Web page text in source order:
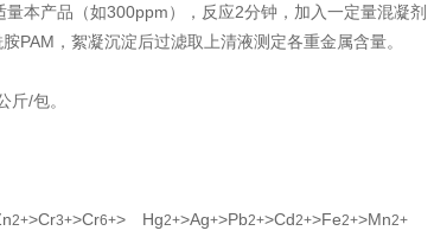
本产品（如300ppm），反应2分钟，加入一定量混凝剂
PAM，絮凝沉淀后过滤取上清液测定各重金属含量。
/包。
2+>Cr3+>Cr6+> Hg2+>Ag+>Pb2+>Cd2+>Fe2+>Mn2+